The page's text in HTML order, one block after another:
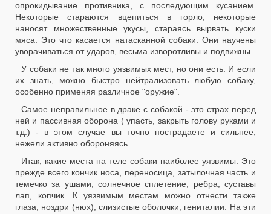
опрокидывание противника, с последующим кусанием.
Некоторые стараются вцепиться в горло, некоторые
наносят множественные укусы, стараясь вырвать куски
мяса. Это что касается натасканной собаки. Они научены
уворачиваться от ударов, весьма изворотливы и подвижны.
У собаки не так много уязвимых мест, но они есть. И если
их знать, можно быстро нейтрализовать любую собаку,
особенно применяя различное "оружие".
Самое неправильное в драке с собакой - это страх перед
ней и пассивная оборона ( упасть, закрыть голову руками и
т.д.) - в этом случае вы точно пострадаете и сильнее,
нежели активно обороняясь.
Итак, какие места на теле собаки наиболее уязвимы. Это
прежде всего кончик носа, переносица, затылочная часть и
темечко за ушами, солнечное сплетение, ребра, суставы
лап, копчик. К уязвимым местам можно отнести также
глаза, ноздри (нюх), слизистые оболочки, гениталии. На эти